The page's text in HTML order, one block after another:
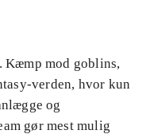
Kæmp mod goblins,
verden, hvor kun
og
gør mest mulig